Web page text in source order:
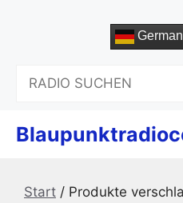
German
Start / Produkte